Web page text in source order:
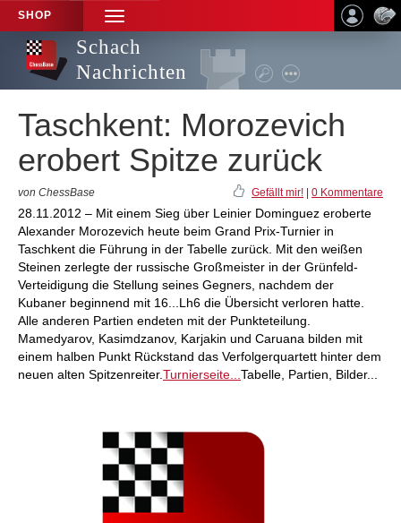
SHOP
TOGGLE
NAVIGATION
Schach
Nachrichten
Taschkent: Morozevich
erobert Spitze zurück
von ChessBase Gefällt mir! 0 Kommentare
28.11.2012 – Mit einem Sieg über Leinier Dominguez eroberte
Alexander Morozevich heute beim Grand Prix-Turnier in
Taschkent die Führung in der Tabelle zurück. Mit den weißen
Steinen zerlegte der russische Großmeister in der Grünfeld-
Verteidigung die Stellung seines Gegners, nachdem der
Kubaner beginnend mit 16...Lh6 die Übersicht verloren hatte.
Alle anderen Partien endeten mit der Punkteteilung.
Mamedyarov, Kasimdzanov, Karjakin und Caruana bilden mit
einem halben Punkt Rückstand das Verfolgerquartett hinter dem
neuen alten Spitzenreiter.Turnierseite... Tabelle, Partien, Bilder...